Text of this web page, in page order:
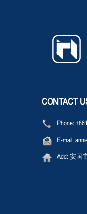
CONTACT
Phone:
E-mail:
Add: 安国